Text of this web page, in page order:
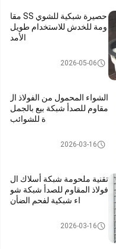
حصيرة شبكية للشوي SS مقا
ومة للخدش للاستخدام طويل
الأمد
شبكة شواء من الفولاذ المقاوم لل
2026-05-06
الشواء المحمول من الفولاذ ال
مقاوم للصدأ شبكة بيع بالجمل
ة للشوائب
شبكة شواء من الفولاذ المقاوم لل
2026-03-16
تقنية ملحومة شبكة أسلاك ال
فولاذ المقاوم للصدأ شبكة شو
اء شبكية لفحم الضأن
شبكة شواء من الفولاذ المقاوم لل
2026-03-16